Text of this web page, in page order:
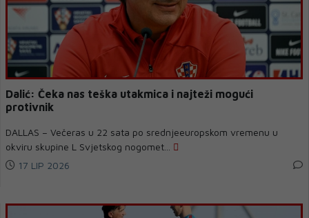
Dalić: Čeka nas teška utakmica i najteži mogući
protivnik
DALLAS – Večeras u 22 sata po srednjeeuropskom vremenu u
okviru skupine L Svjetskog nogomet...
17 LIP 2026